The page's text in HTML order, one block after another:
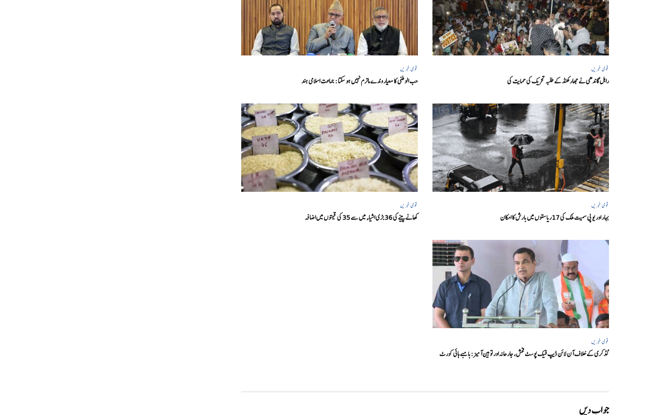
قومی خبریں
راہل گاندھی نے جھارکھنڈ کے طلبہ تحریک کی حمایت کی
قومی خبریں
حب الوطنی کا معیار وندے ماترم نہیں ہو سکتا : جماعت اسلامی ہند
قومی خبریں
بہار اور یو پی سمیت ملک کی 17ریاستوں میں بارش کا امکان
قومی خبریں
کھانے پینے کی 36 بڑی اشیاء میں سے 35 کی قیمتوں میں اضافہ
قومی خبریں
گڈکری کے خلاف آن لائن ڈیپ فیک پوسٹ فحش، جارحانہ اور توہین آمیز:بامبے ہائی کورٹ
جواب دیں